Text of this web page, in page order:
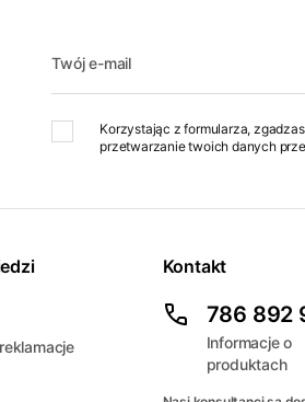
Twój e-mail
Korzystając z formularza,
przetwarzanie twoich danych
Kontakt
786 892
Informacje o
produktach